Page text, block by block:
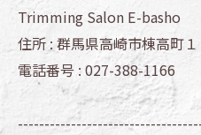
Trimming Salon E-basho
住所 :群馬県高崎市棟高町
電話番号 : 027-388-1166